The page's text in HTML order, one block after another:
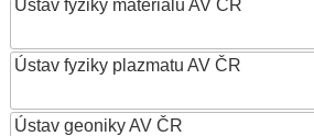
Ústav fyziky materiálů AV ČR
Ústav fyziky plazmatu AV ČR
Ústav geoniky AV ČR